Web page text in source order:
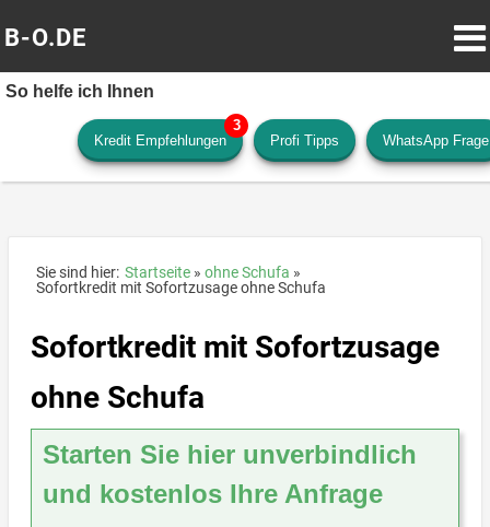
B-O.DE
So helfe ich Ihnen
Kredit Empfehlungen Profi Tipps WhatsApp Frage
Sie sind hier: Startseite
ohne Schufa
Sofortkredit mit Sofortzusage ohne Schufa
Sofortkredit mit Sofortzusage
ohne Schufa
Starten Sie hier unverbindlich
und kostenlos Ihre Anfrage